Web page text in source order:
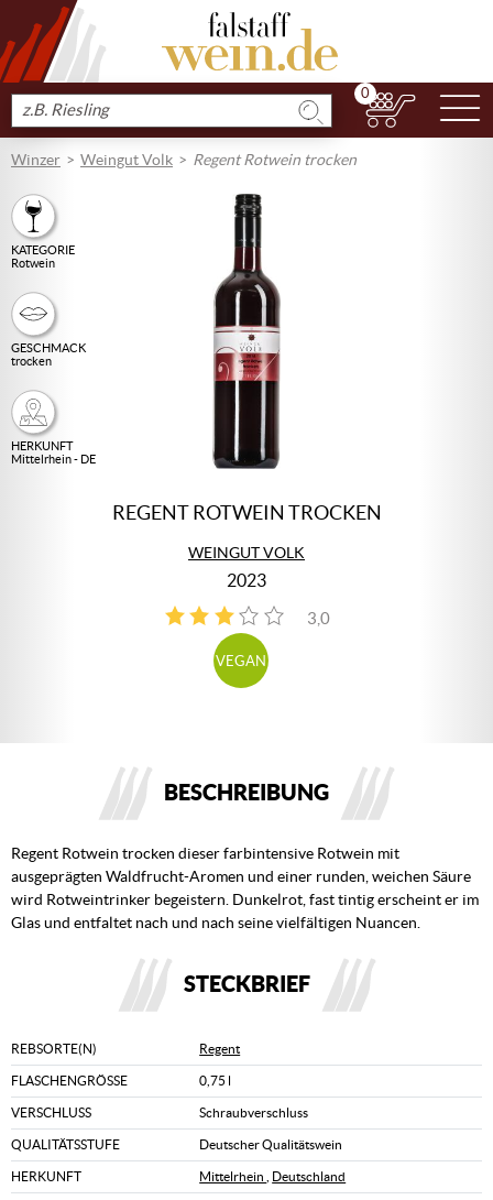
Produkt
suchen
0
Winzer Weingut Volk Regent Rotwein trocken
KATEGORIE
Rotwein
GESCHMACK
trocken
HERKUNFT
Mittelrhein - DE
REGENT ROTWEIN TROCKEN
WEINGUT VOLK
2023
3,0
2
VEGAN
BESCHREIBUNG
Regent Rotwein trocken dieser farbintensive Rotwein mit
ausgeprägten Waldfrucht-Aromen und einer runden, weichen Säure
wird Rotweintrinker begeistern. Dunkelrot, fast tintig erscheint er im
Glas und entfaltet nach und nach seine vielfältigen Nuancen.
STECKBRIEF
REBSORTE(N) Regent
FLASCHENGRÖSSE 0,75 l
VERSCHLUSS Schraubverschluss
QUALITÄTSSTUFE Deutscher Qualitätswein
HERKUNFT Mittelrhein Deutschland